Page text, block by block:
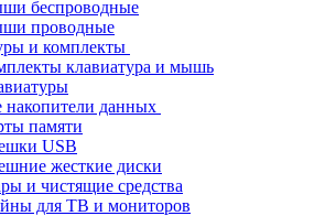
беспроводные
проводные
и комплекты
клавиатура и мышь
данных
памяти
USB
жесткие диски
и чистящие средства
для ТВ и мониторов